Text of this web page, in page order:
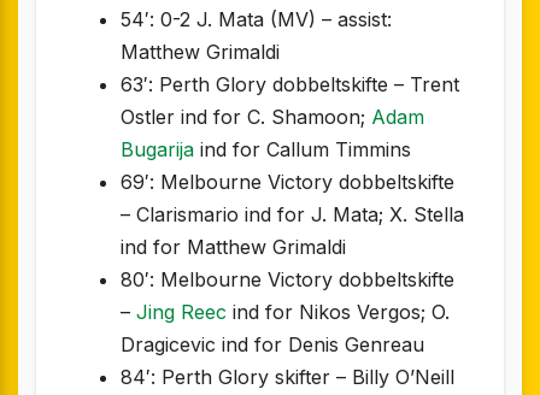
54′: 0-2 J. Mata (MV) – assist:
Matthew Grimaldi
63′: Perth Glory dobbeltskifte – Trent
Ostler ind for C. Shamoon; Adam
Bugarija ind for Callum Timmins
69′: Melbourne Victory dobbeltskifte
– Clarismario ind for J. Mata; X. Stella
ind for Matthew Grimaldi
80′: Melbourne Victory dobbeltskifte
– Jing Reec ind for Nikos Vergos; O.
Dragicevic ind for Denis Genreau
84′: Perth Glory skifter – Billy O’Neill